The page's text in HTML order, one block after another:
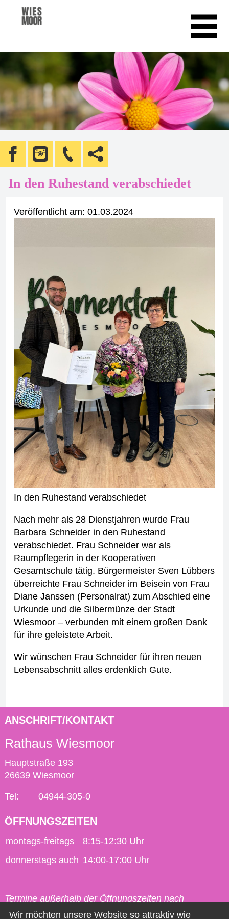
In den Ruhestand verabschiedet
Veröffentlicht am: 01.03.2024
In den Ruhestand verabschiedet
Nach mehr als 28 Dienstjahren wurde Frau
Barbara Schneider in den Ruhestand
verabschiedet. Frau Schneider war als
Raumpflegerin in der Kooperativen
Gesamtschule tätig. Bürgermeister Sven Lübbers
überreichte Frau Schneider im Beisein von Frau
Diane Janssen (Personalrat) zum Abschied eine
Urkunde und die Silbermünze der Stadt
Wiesmoor – verbunden mit einem großen Dank
für ihre geleistete Arbeit.
Wir wünschen Frau Schneider für ihren neuen
Lebensabschnitt alles erdenklich Gute.
ANSCHRIFT/KONTAKT
Rathaus Wiesmoor
Hauptstraße 193
26639 Wiesmoor
Tel: 04944-305-0
ÖFFNUNGSZEITEN
montags-freitags
8:15-12:30 Uhr
donnerstags auch 14:00-17:00 Uhr
Termine außerhalb der Öffnungszeiten nach
vorheriger Vereinbarung möglich.
Wir möchten unsere Website so attraktiv wie